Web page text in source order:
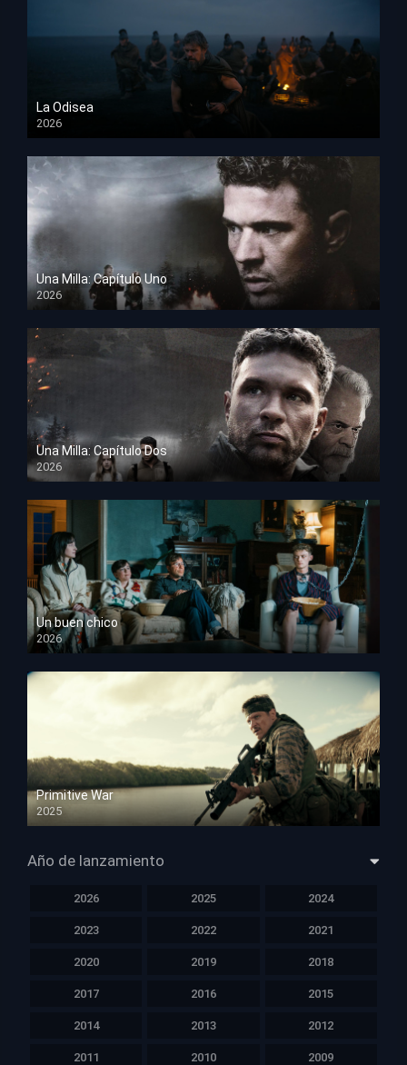
La Odisea
2026
TS Screener
Una Milla: Capítulo Uno
2026
HD 1080p
Una Milla: Capítulo Dos
2026
HD 1080p
Un buen chico
2026
HD 1080p
Primitive War
2025
HD 1080p
Año de lanzamiento
2026 2025 2024
2023 2022 2021
2020 2019 2018
2017 2016 2015
2014 2013 2012
2011 2010 2009